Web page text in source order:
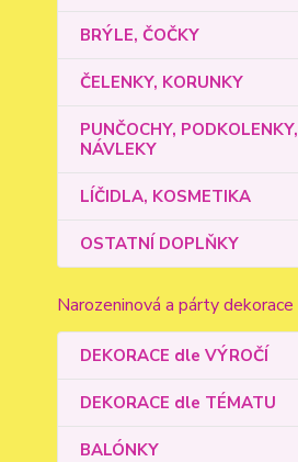
BRÝLE, ČOČKY
ČELENKY, KORUNKY
PUNČOCHY, PODKOLENKY,
NÁVLEKY
LÍČIDLA, KOSMETIKA
OSTATNÍ DOPLŇKY
Narozeninová a párty dekorace
DEKORACE dle VÝROČÍ
DEKORACE dle TÉMATU
BALÓNKY